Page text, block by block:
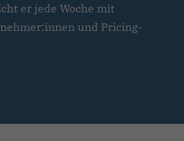
er jede Woche mit
und Pricing-